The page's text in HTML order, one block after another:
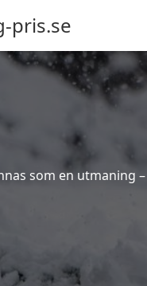
pris.se
som en utmaning